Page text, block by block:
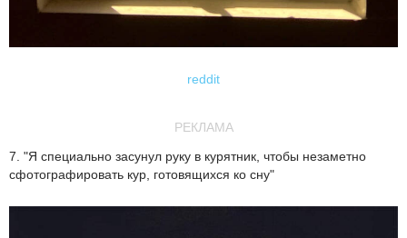
reddit
РЕКЛАМА
7. "Я специально засунул руку в курятник, чтобы незаметно
сфотографировать кур, готовящихся ко сну"